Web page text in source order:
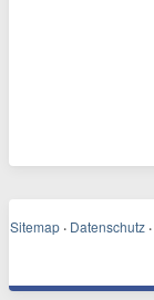
Sitemap · Datenschutz ·